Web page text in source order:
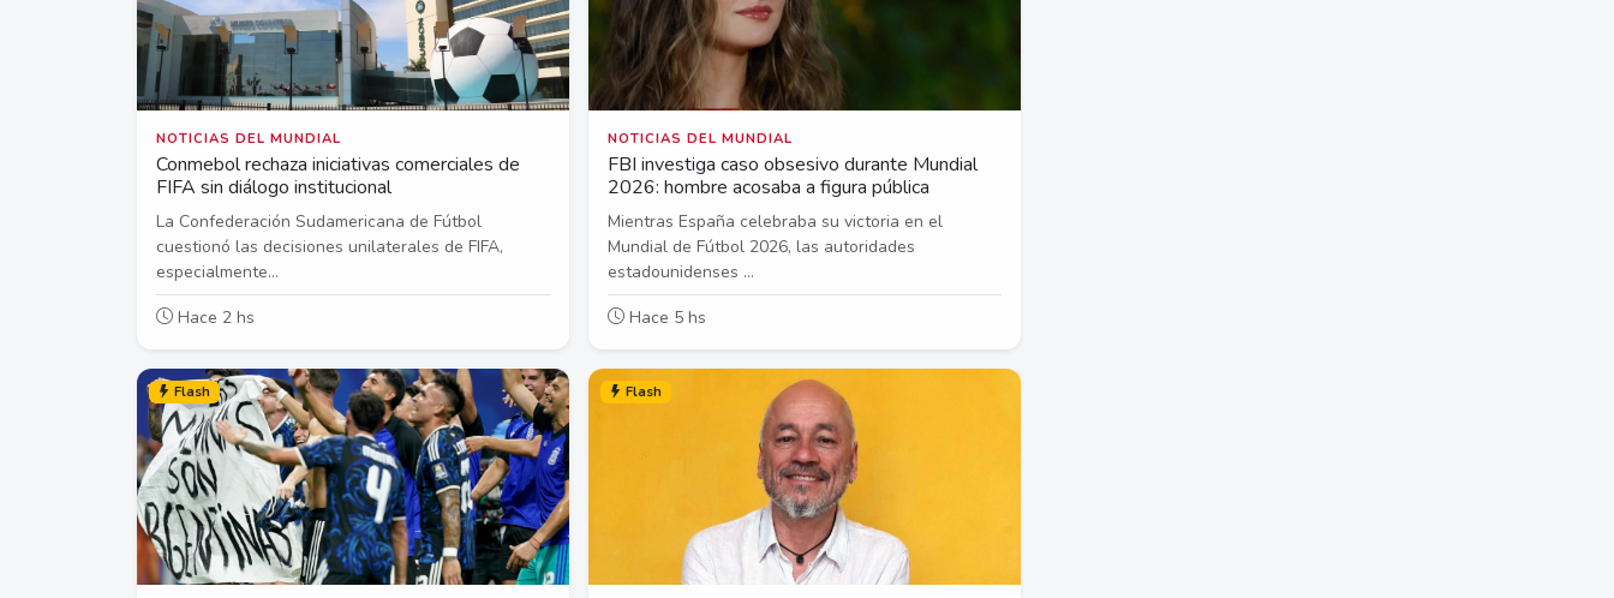
NOTICIAS DEL MUNDIAL
Conmebol rechaza iniciativas comerciales de
FIFA sin diálogo institucional
La Confederación Sudamericana de Fútbol
cuestionó las decisiones unilaterales de FIFA,
especialmente...
Hace 2 hs
NOTICIAS DEL MUNDIAL
FBI investiga caso obsesivo durante Mundial
2026: hombre acosaba a figura pública
Mientras España celebraba su victoria en el
Mundial de Fútbol 2026, las autoridades
estadounidenses ...
Hace 5 hs
Flash Flash